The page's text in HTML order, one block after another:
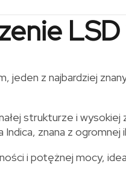
jeden z najbardziej
strukturze i
znana z
i potężnej mocy,